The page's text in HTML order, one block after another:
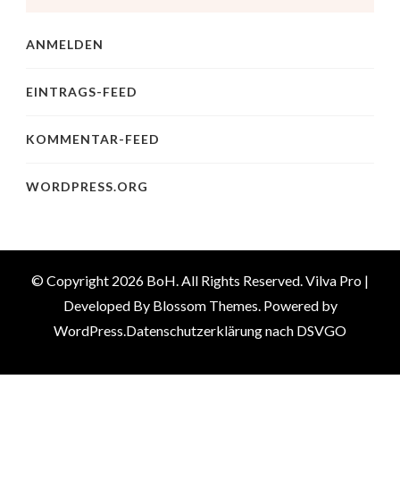
ANMELDEN
EINTRAGS-FEED
KOMMENTAR-FEED
WORDPRESS.ORG
© Copyright 2026 BoH . All Rights Reserved. Vilva Pro |
Developed By Blossom Themes Powered by
WordPress Datenschutzerklärung nach DSVGO